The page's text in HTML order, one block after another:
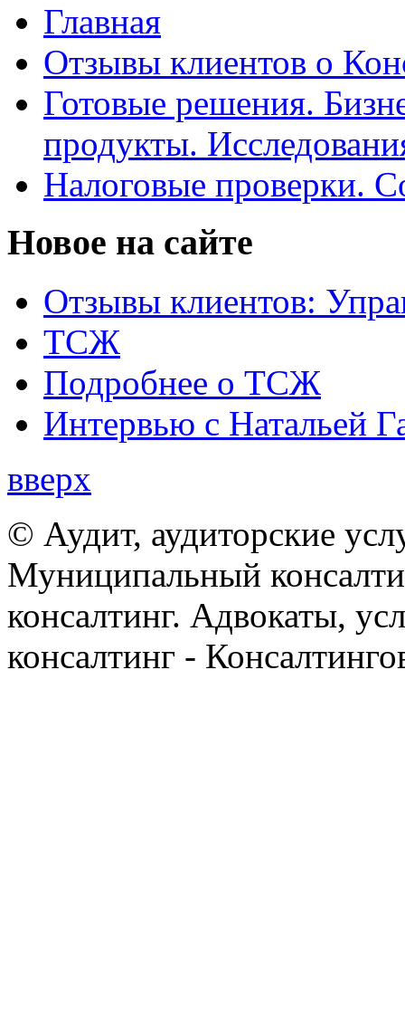
Главная
Отзывы клиентов о
Готовые решения.
продукты.
Налоговые проверки.
Новое на сайте
Отзывы клиентов:
ТСЖ
Подробнее о ТСЖ
Интервью с Натальей
вверх
© Аудит, аудиторские
Муниципальный
консалтинг. Адвокаты,
консалтинг -